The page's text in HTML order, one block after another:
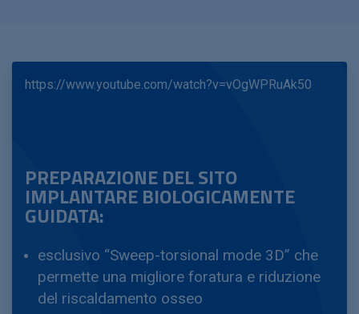
https://www.youtube.com/watch?v=vOgWPRuAk50
PREPARAZIONE DEL SITO
IMPLANTARE BIOLOGICAMENTE
GUIDATA:
esclusivo “Sweep-torsional mode 3D” che
permette una migliore foratura e riduzione
del riscaldamento osseo